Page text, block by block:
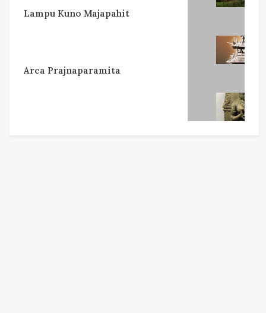
Lampu Kuno Majapahit
Arca Prajnaparamita